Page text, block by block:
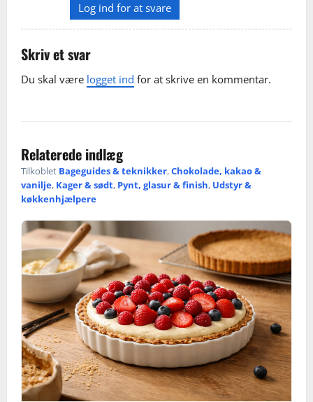
Log ind for at svare
Skriv et svar
Du skal være logget ind for at skrive en kommentar.
Relaterede indlæg
Tilkoblet Bageguides & teknikker,Chokolade, kakao &
vanilje, Kager & sødt, Pynt, glasur & finish, Udstyr &
køkkenhjælpere